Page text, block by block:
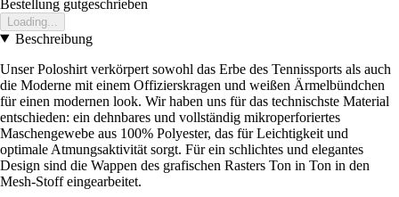
Bestellung gutgeschrieben
Loading...
Beschreibung
Unser Poloshirt verkörpert sowohl das Erbe des Tennissports als auch
die Moderne mit einem Offizierskragen und weißen Ärmelbündchen
für einen modernen look. Wir haben uns für das technischste Material
entschieden: ein dehnbares und vollständig mikroperforiertes
Maschengewebe aus 100% Polyester, das für Leichtigkeit und
optimale Atmungsaktivität sorgt. Für ein schlichtes und elegantes
Design sind die Wappen des grafischen Rasters Ton in Ton in den
Mesh-Stoff eingearbeitet.